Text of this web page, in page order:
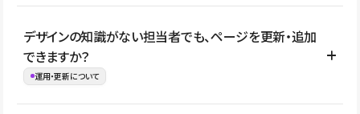
ない段階でも、お問い合わせください。
お問合せはこちら
公開ページ数、バージョン履歴の期間、CMS利用数の上限、権限
管理の有無などがプランごとに異なります。詳しくは料金プランペ
ージをご覧ください。
デザインの知識がない担当者でも、ページを更新・追加
できますか？
運用・更新について